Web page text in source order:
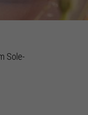
Sole-